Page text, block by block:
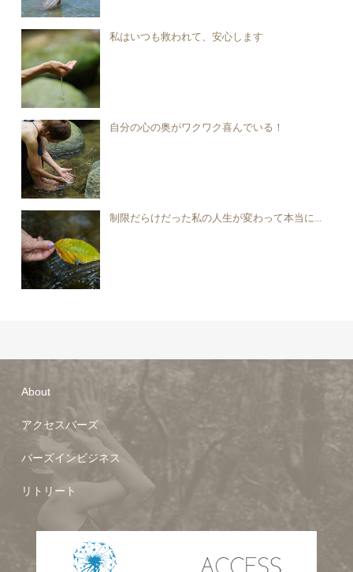
私はいつも救われて、安心します
自分の心の奥がワクワク喜んでいる！
制限だらけだった私の人生が変わって本当に...
About
アクセスバーズ
バーズインビジネス
リトリート